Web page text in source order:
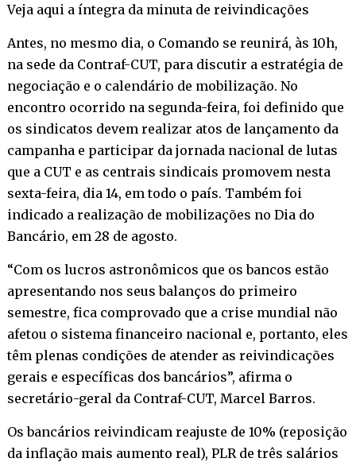
Veja aqui a íntegra da minuta de reivindicações
Antes, no mesmo dia, o Comando se reunirá, às 10h,
na sede da Contraf-CUT, para discutir a estratégia de
negociação e o calendário de mobilização. No
encontro ocorrido na segunda-feira, foi definido que
os sindicatos devem realizar atos de lançamento da
campanha e participar da jornada nacional de lutas
que a CUT e as centrais sindicais promovem nesta
sexta-feira, dia 14, em todo o país. Também foi
indicado a realização de mobilizações no Dia do
Bancário, em 28 de agosto.
“Com os lucros astronômicos que os bancos estão
apresentando nos seus balanços do primeiro
semestre, fica comprovado que a crise mundial não
afetou o sistema financeiro nacional e, portanto, eles
têm plenas condições de atender as reivindicações
gerais e específicas dos bancários”, afirma o
secretário-geral da Contraf-CUT, Marcel Barros.
Os bancários reivindicam reajuste de 10% (reposição
da inflação mais aumento real), PLR de três salários